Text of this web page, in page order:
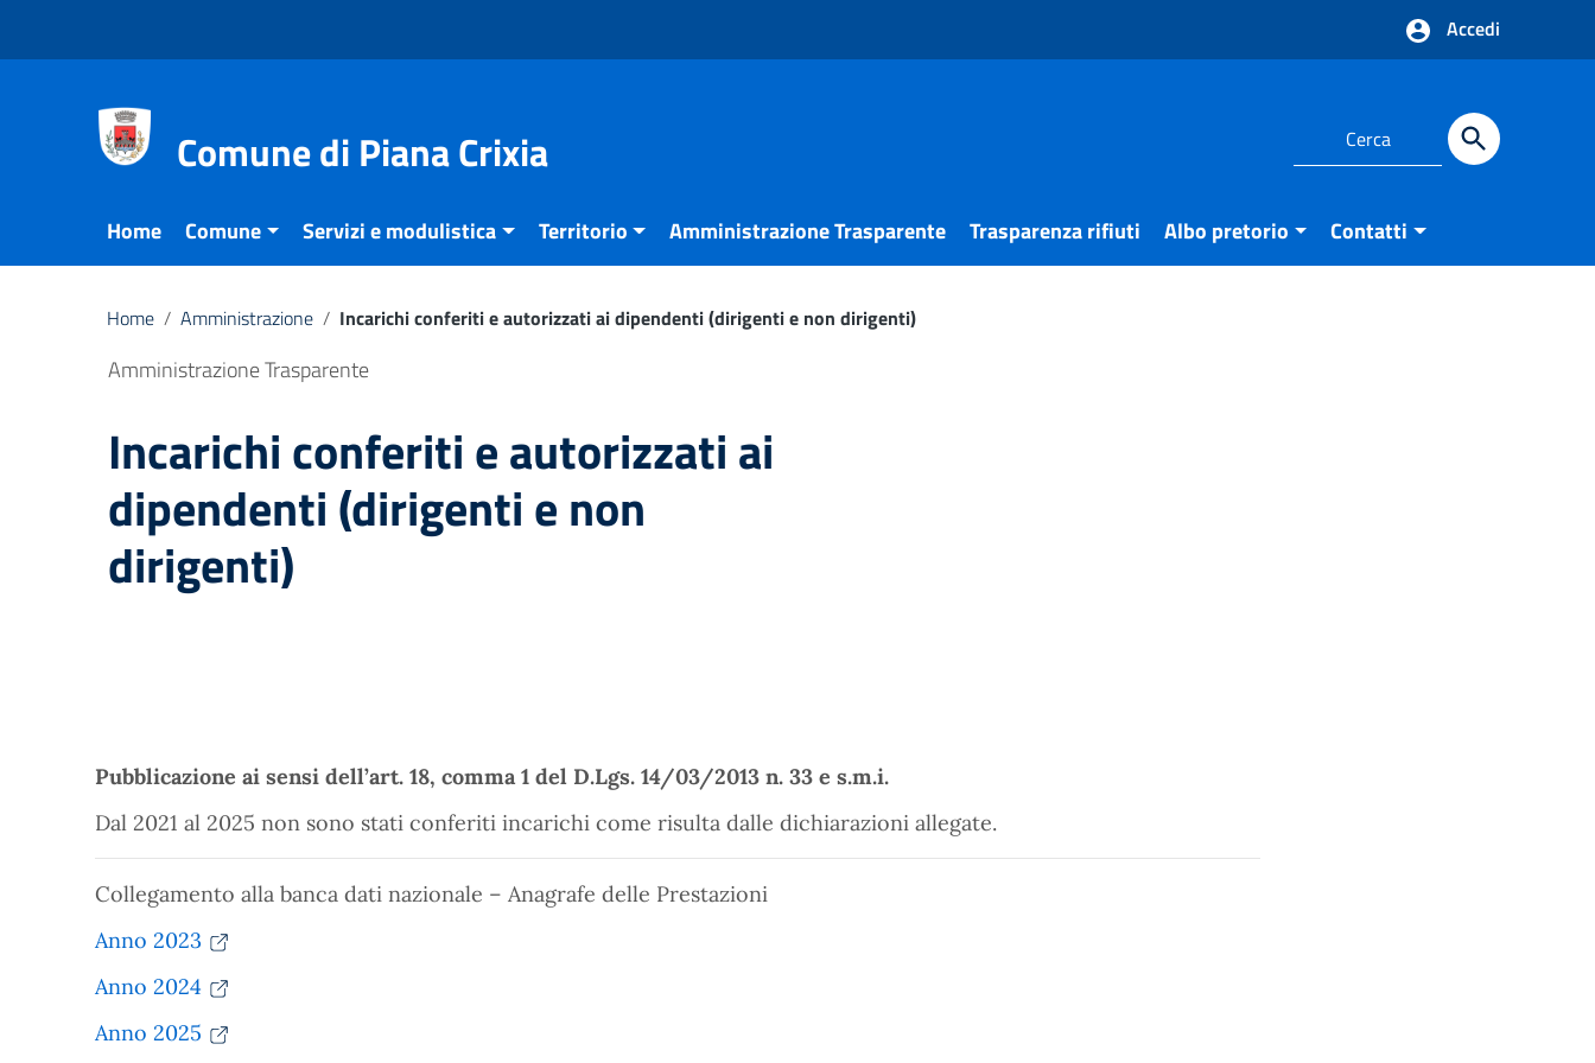
Accedi
Comune di Piana Crixia
Home Comune Servizi e modulistica Territorio Amministrazione Trasparente Trasparenza rifiuti Albo pretorio Contatti
Home / Amministrazione / Incarichi conferiti e autorizzati ai dipendenti (dirigenti e non dirigenti)
Amministrazione Trasparente
Incarichi conferiti e autorizzati ai
dipendenti (dirigenti e non
dirigenti)
Pubblicazione ai sensi dell’art. 18, comma 1 del D.Lgs. 14/03/2013 n. 33 e s.m.i.
Dal 2021 al 2025 non sono stati conferiti incarichi come risulta dalle dichiarazioni allegate.
Collegamento alla banca dati nazionale – Anagrafe delle Prestazioni
Anno 2023
Anno 2024
Anno 2025